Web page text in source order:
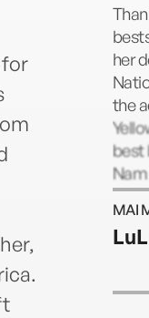
her
the
best
To
Viet
MAI